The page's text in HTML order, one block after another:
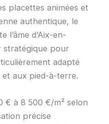
placettes animées et
authentique, le
l’âme d’Aix-en-
stratégique pour
adapté
aux pied-à-terre.
€ à 8 500 €/m² selon
précise